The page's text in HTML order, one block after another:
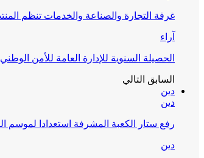
غرفة التجارة والصناعة والخدمات تنظم
آراء
الحصيلة السنوية للإدارة العامة للأمن الوطني 2024
السابق التالي
دين
دين
رفع ستار الكعبة المشرفة استعدادا لموسم
دين